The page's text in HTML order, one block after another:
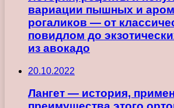
вариации пышных и
рогаликов — от
повидлом до
из авокадо
20.10.2022
Лангет — история,